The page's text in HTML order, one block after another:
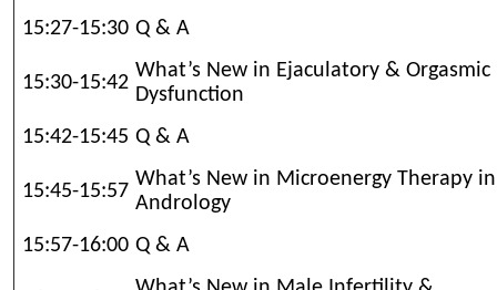
15:27-15:30 Q & A
15:30-15:42
What’s New in Ejaculatory & Orgasmic
Dysfunction
15:42-15:45 Q & A
15:45-15:57
What’s New in Microenergy Therapy in
Andrology
15:57-16:00 Q & A